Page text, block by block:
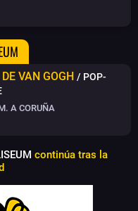
VAN GOGH / POP-
A CORUÑA
continúa tras la